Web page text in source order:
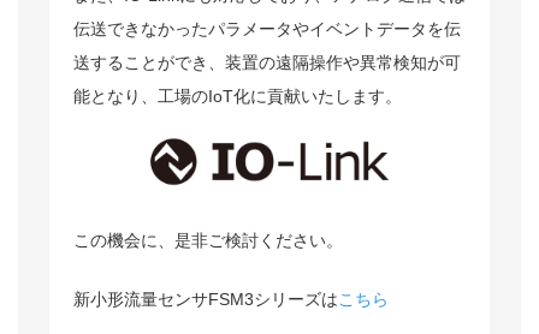
伝送できなかったパラメータやイベントデータを伝
送することができ、装置の遠隔操作や異常検知が可
能となり、工場のIoT化に貢献いたします。
この機会に、是非ご検討ください。
新小形流量センサFSM3シリーズはこちら